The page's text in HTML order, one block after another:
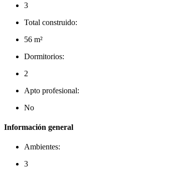
3
Total construido:
56 m²
Dormitorios:
2
Apto profesional:
No
Información general
Ambientes:
3